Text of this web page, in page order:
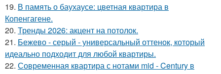
19. В память о баухаусе: цветная квартира в
Копенгагене.
20. Тренды 2026: акцент на потолок.
21. Бежево - серый - универсальный оттенок, который
идеально подходит для любой квартиры.
22. Современная квартира с нотами mid - Century в